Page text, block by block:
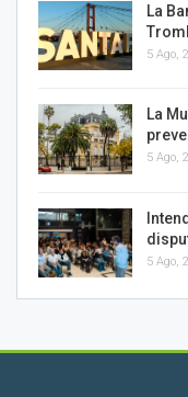
La
5 Ago,
La
5 Ago,
5 Ago,